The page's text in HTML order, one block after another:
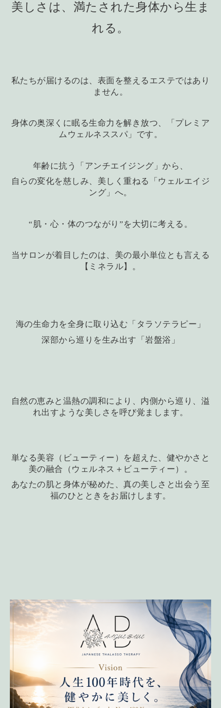
美しさは、満たされた身体から生ま
れる。
私たちが届けるのは、表面を整えるエステではあり
ません。
身体の奥深くに眠る生命力を解き放つ、「プレミア
ムウェルネススパ」です。
年齢に抗う「アンチエイジング」から、
自らの変化を慈しみ、美しく重ねる「ウェルエイジ
ング」へ。
“肌・心・体のつながり”を大切に考える。
当サロンが着目したのは、美の最小単位とも言える
【ミネラル】。
海の生命力を全身に取り込む「タラソテラピー」
深部から巡りを生み出す「岩盤浴」
自然の恵みと温熱の調和により、内側から巡り、溢
れ出すような美しさを呼び覚まします。
単なる美容（ビューティー）を超えた、健やかさと
美の融合（ウェルネス＋ビューティー）。
あなたの肌と身体が秘めた、真の美しさと出会う至
福のひとときをお届けします。